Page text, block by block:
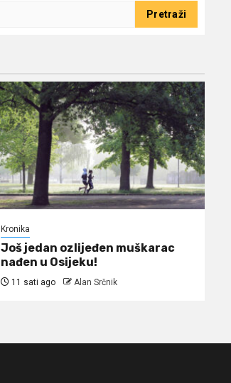
Kronika
Još jedan ozlijeđen muškarac
nađen u Osijeku!
11 sati ago Alan Srčnik